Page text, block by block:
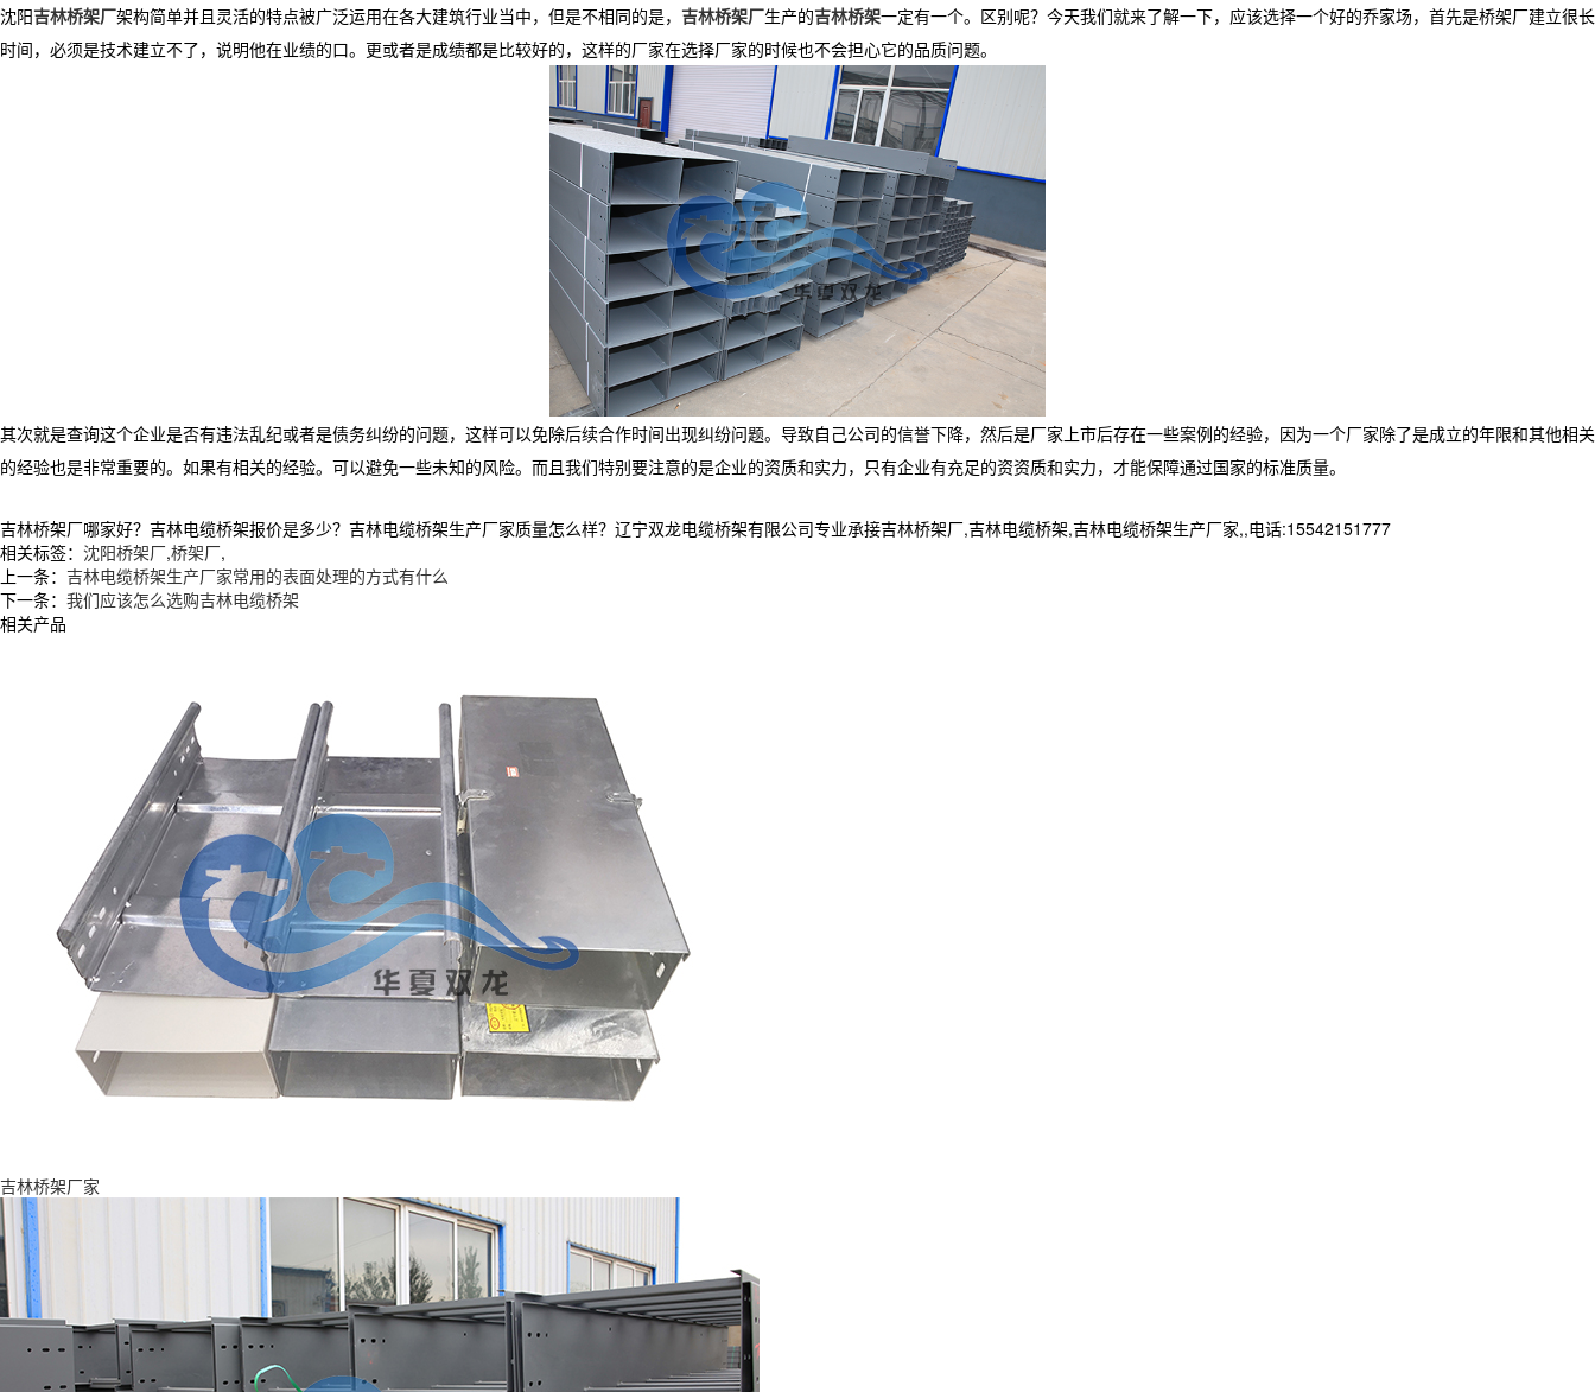
沈阳吉林桥架厂架构简单并且灵活的特点被广泛运用在各大建筑行业当中，但是不相同的是， 吉林桥架厂生产的吉林桥架一定有一个。区别呢？今天我们就来了解一下，应该选择一个好的乔家场，首先是桥架厂建立很长
时间，必须是技术建立不了，说明他在业绩的口。更或者是成绩都是比较好的，这样的厂家在选择厂家的时候也不会担心它的品质问题。
其次就是查询这个企业是否有违法乱纪或者是债务纠纷的问题，这样可以免除后续合作时间出现纠纷问题。导致自己公司的信誉下降，然后是厂家上市后存在一些案例的经验，因为一个厂家除了是成立的年限和其他相关
的经验也是非常重要的。如果有相关的经验。可以避免一些未知的风险。而且我们特别要注意的是企业的资质和实力，只有企业有充足的资资质和实力，才能保障通过国家的标准质量。
吉林桥架厂哪家好？吉林电缆桥架报价是多少？吉林电缆桥架生产厂家质量怎么样？辽宁双龙电缆桥架有限公司专业承接吉林桥架厂,吉林电缆桥架,吉林电缆桥架生产厂家,,电话:15542151777
相关标签： 沈阳桥架厂,桥架厂,
上一条： 吉林电缆桥架生产厂家常用的表面处理的方式有什么
下一条： 我们应该怎么选购吉林电缆桥架
相关产品
吉林桥架厂家